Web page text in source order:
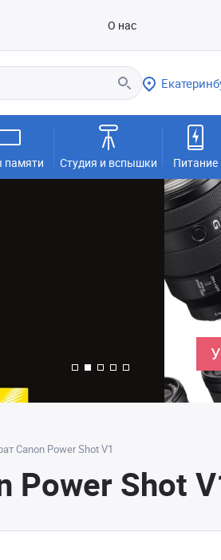
О нас
памяти Студия и вспышки Питание
Canon Power Shot V1
Power Shot